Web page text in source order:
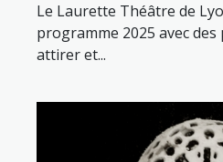
Le Laurette Théâtre de
programme 2025 avec
attirer et...